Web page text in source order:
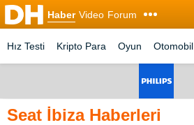
Haber Video Forum
Hız Testi Kripto Para Oyun Otomobil
Seat İbiza Haberleri